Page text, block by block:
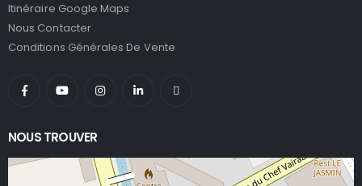
Itinéraire Google Maps
Nous Contacter
Conditions Générales De Vente
NOUS TROUVER